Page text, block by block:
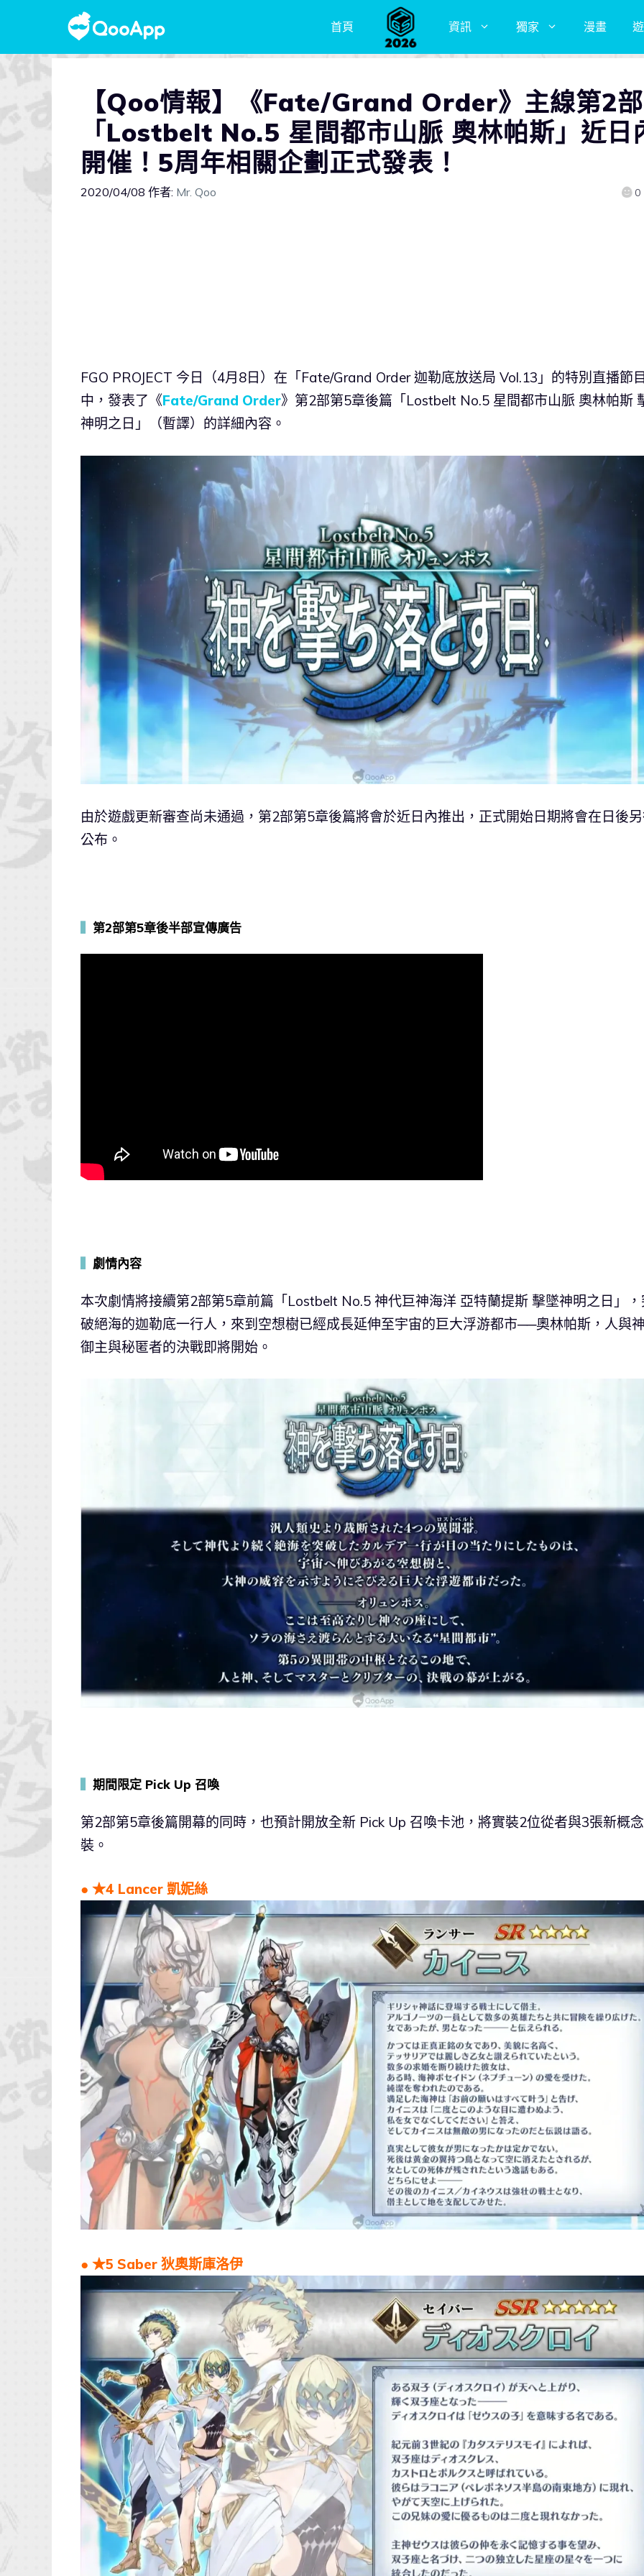
首頁 資訊 獨家 漫畫
【Qoo情報】《Fate/Grand Order》主線第2部
「Lostbelt No.5 星間都市山脈 奧林帕斯」近日
開催！5周年相關企劃正式發表！
2020/04/08 作者: Mr. Qoo 0
FGO PROJECT 今日（4月8日）在「Fate/Grand Order 迦勒底放送局 Vol.13」的特別直播節
中，發表了《Fate/Grand Order》第2部第5章後篇「Lostbelt No.5 星間都市山脈 奧林帕斯
神明之日」（暫譯）的詳細內容。
由於遊戲更新審查尚未通過，第2部第5章後篇將會於近日內推出，正式開始日期將會在日後
公布。
第2部第5章後半部宣傳廣告
劇情內容
本次劇情將接續第2部第5章前篇「Lostbelt No.5 神代巨神海洋 亞特蘭提斯 擊墜神明之日」
破絕海的迦勒底一行人，來到空想樹已經成長延伸至宇宙的巨大浮游都市──奧林帕斯，人與
御主與秘匿者的決戰即將開始。
期間限定 Pick Up 召喚
第2部第5章後篇開幕的同時，也預計開放全新 Pick Up 召喚卡池，將實裝2位從者與3張新概
裝。
● ★4 Lancer 凱妮絲
● ★5 Saber 狄奧斯庫洛伊